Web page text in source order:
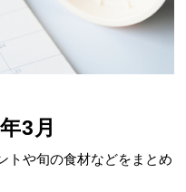
3月
トや旬の食材などをまとめ